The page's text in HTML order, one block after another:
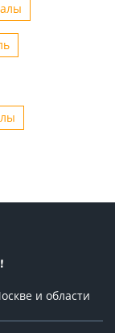
и области